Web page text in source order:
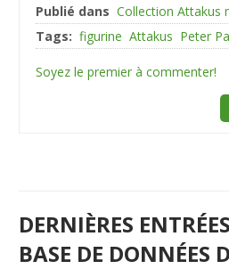
Publié dans Collection Attakus
Tags: figurine Attakus Peter
Soyez le premier à commenter!
DERNIÈRES
BASE DE DONNÉES